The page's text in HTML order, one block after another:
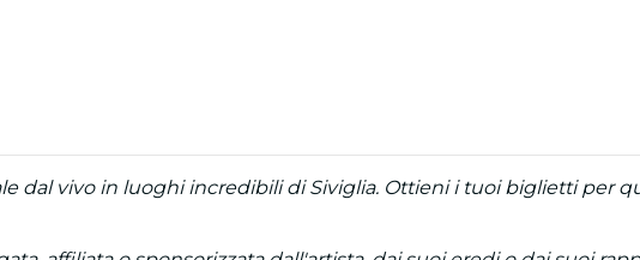
dal vivo in luoghi incredibili di Siviglia. Ottieni i tuoi biglietti per